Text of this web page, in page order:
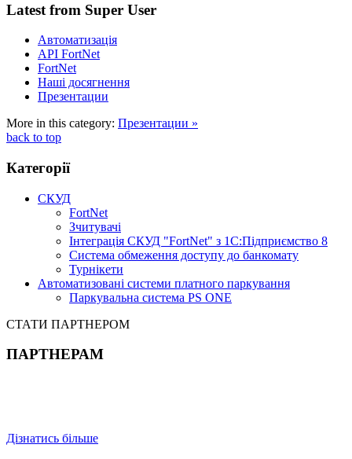
Latest from Super User
Автоматизація
API FortNet
FortNet
Наші досягнення
Презентации
More in this category: Презентации »
back to top
Категорії
СКУД
FortNet
Зчитувачі
Інтеграція СКУД "FortNet" з 1С:Підприємство 8
Система обмеження доступу до банкомату
Турнікети
Автоматизовані системи платного паркування
Паркувальна система PS ONE
СТАТИ ПАРТНЕРОМ
ПАРТНЕРАМ
Дізнатись більше